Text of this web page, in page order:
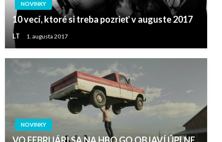
NOVINKY
10 vecí, ktoré si treba pozrieť v auguste 2017
LT 1. augusta 2017
NOVINKY